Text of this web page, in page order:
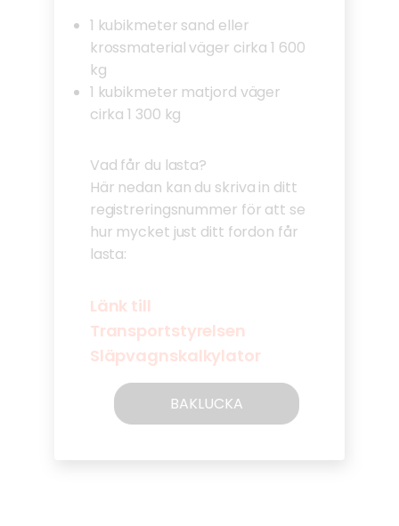
1 kubikmeter sand eller
krossmaterial väger cirka 1 600
kg
1 kubikmeter matjord väger
cirka 1 300 kg
Vad får du lasta?
Här nedan kan du skriva in ditt
registreringsnummer för att se
hur mycket just ditt fordon får
lasta:
Länk till
Transportstyrelsen
Släpvagnskalkylator
BAKLUCKA